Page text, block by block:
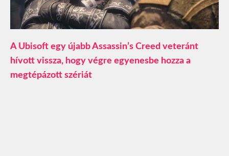
A Ubisoft egy újabb Assassin’s Creed veteránt
hívott vissza, hogy végre egyenesbe hozza a
megtépázott szériát